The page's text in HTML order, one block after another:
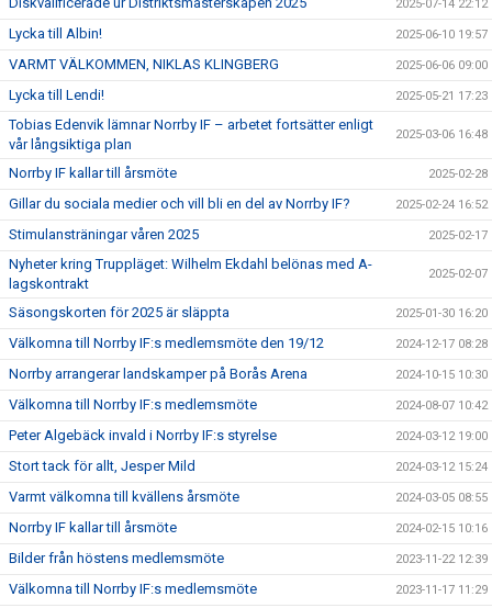
2025-07-14 22:12
Lycka till Albin! 2025-06-10 19:57
VARMT VÄLKOMMEN, NIKLAS KLINGBERG 2025-06-06 09:00
Lycka till Lendi! 2025-05-21 17:23
Tobias Edenvik lämnar Norrby IF – arbetet fortsätter enligt
vår långsiktiga plan
2025-03-06 16:48
Norrby IF kallar till årsmöte 2025-02-28
Gillar du sociala medier och vill bli en del av Norrby IF? 2025-02-24 16:52
Stimulansträningar våren 2025 2025-02-17
Nyheter kring Truppläget: Wilhelm Ekdahl belönas med A-
lagskontrakt
2025-02-07
Säsongskorten för 2025 är släppta 2025-01-30 16:20
Välkomna till Norrby IF:s medlemsmöte den 19/12 2024-12-17 08:28
Norrby arrangerar landskamper på Borås Arena 2024-10-15 10:30
Välkomna till Norrby IF:s medlemsmöte 2024-08-07 10:42
Peter Algebäck invald i Norrby IF:s styrelse 2024-03-12 19:00
Stort tack för allt, Jesper Mild 2024-03-12 15:24
Varmt välkomna till kvällens årsmöte 2024-03-05 08:55
Norrby IF kallar till årsmöte 2024-02-15 10:16
Bilder från höstens medlemsmöte 2023-11-22 12:39
Välkomna till Norrby IF:s medlemsmöte 2023-11-17 11:29